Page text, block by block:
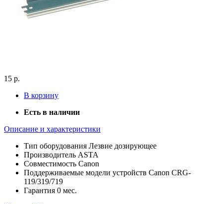
15 р.
В корзину
Есть в наличии
Описание и характеристики
Тип оборудования Лезвие дозирующее
Производитель ASTA
Совместимость Canon
Поддерживаемые модели устройств Canon CRG-
119/319/719
Гарантия 0 мес.